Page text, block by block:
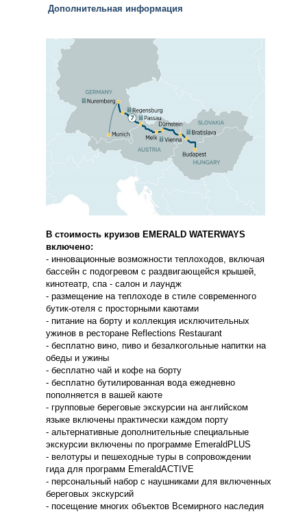
Дополнительная информация
В стоимость круизов EMERALD WATERWAYS
включено:
- инновационные возможности теплоходов, включая
бассейн с подогревом с раздвигающейся крышей,
кинотеатр, спа - салон и лаундж
- размещение на теплоходе в стиле современного
бутик-отеля с просторными каютами
- питание на борту и коллекция исключительных
ужинов в ресторане Reflections Restaurant
- бесплатно вино, пиво и безалкогольные напитки на
обеды и ужины
- бесплатно чай и кофе на борту
- бесплатно бутилированная вода ежедневно
пополняется в вашей каюте
- групповые береговые экскурсии на английском
языке включены практически каждом порту
- альтернативные дополнительные специальные
экскурсии включены по программе EmeraldPLUS
- велотуры и пешеходные туры в сопровождении
гида для программ EmeraldACTIVE
- персональный набор с наушниками для включенных
береговых экскурсий
- посещение многих объектов Всемирного наследия